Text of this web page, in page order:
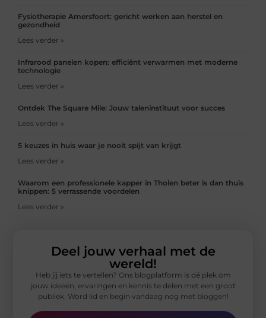
Fysiotherapie Amersfoort: gericht werken aan herstel en
gezondheid
Lees verder »
Infrarood panelen kopen: efficiënt verwarmen met moderne
technologie
Lees verder »
Ontdek The Square Mile: Jouw taleninstituut voor succes
Lees verder »
5 keuzes in huis waar je nooit spijt van krijgt
Lees verder »
Waarom een professionele kapper in Tholen beter is dan thuis
knippen: 5 verrassende voordelen
Lees verder »
Deel jouw verhaal met de
wereld!
Heb jij iets te vertellen? Ons blogplatform is dé plek om
jouw ideeën, ervaringen en kennis te delen met een groot
publiek. Word lid en begin vandaag nog met bloggen!